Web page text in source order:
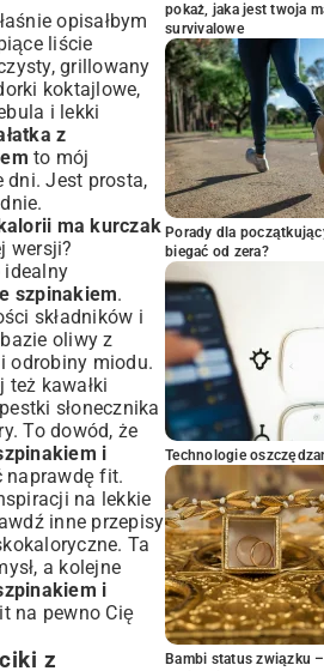
opisałbym
liście
grillowany
koktajlowe,
i lekki
z
to mój
dni. Jest prosta,
ma kurczak
wersji?
idealny
szpinakiem.
składników i
oliwy z
odrobiny miodu.
też kawałki
słonecznika
To dowód, że
i
naprawdę fit.
na lekkie
inne przepisy
. Ta
a kolejne
i
na pewno Cię
z
pokaż, jaka jest twoja
survivalowe
Porady dla
biegać od zera?
Technologie
Bambi status związku